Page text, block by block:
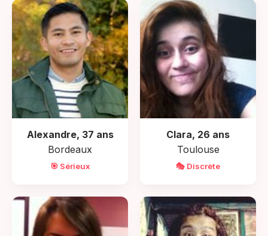
Alexandre, 37 ans
Bordeaux
🎯 Sérieux
Clara, 26 ans
Toulouse
🎭 Discrète